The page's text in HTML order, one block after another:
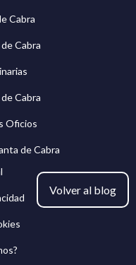
Volver al blog
Cabra
Cabra
Cabra
Oficios
de Cabra